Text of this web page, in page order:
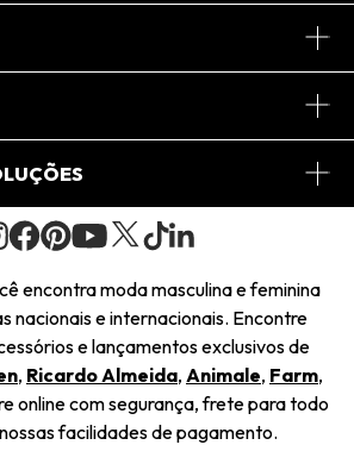
encontra moda masculina e feminina
nacionais e internacionais. Encontre
e lançamentos exclusivos de
, Ricardo Almeida, Animale, Farm,
online com segurança, frete para todo
facilidades de pagamento.